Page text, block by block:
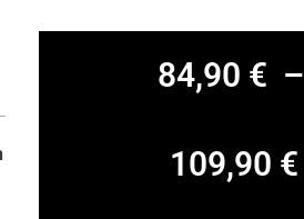
84,90 € –
109,90 €